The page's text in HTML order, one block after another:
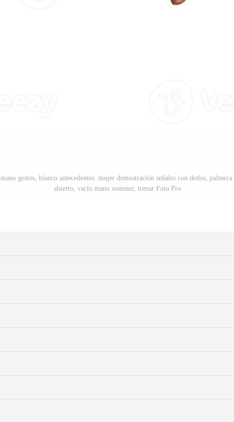
mano gestos, blanco antecedentes. mujer demostración señales con dedos, palmera.
abierto, vacío mano sostener, tomar Foto Pro